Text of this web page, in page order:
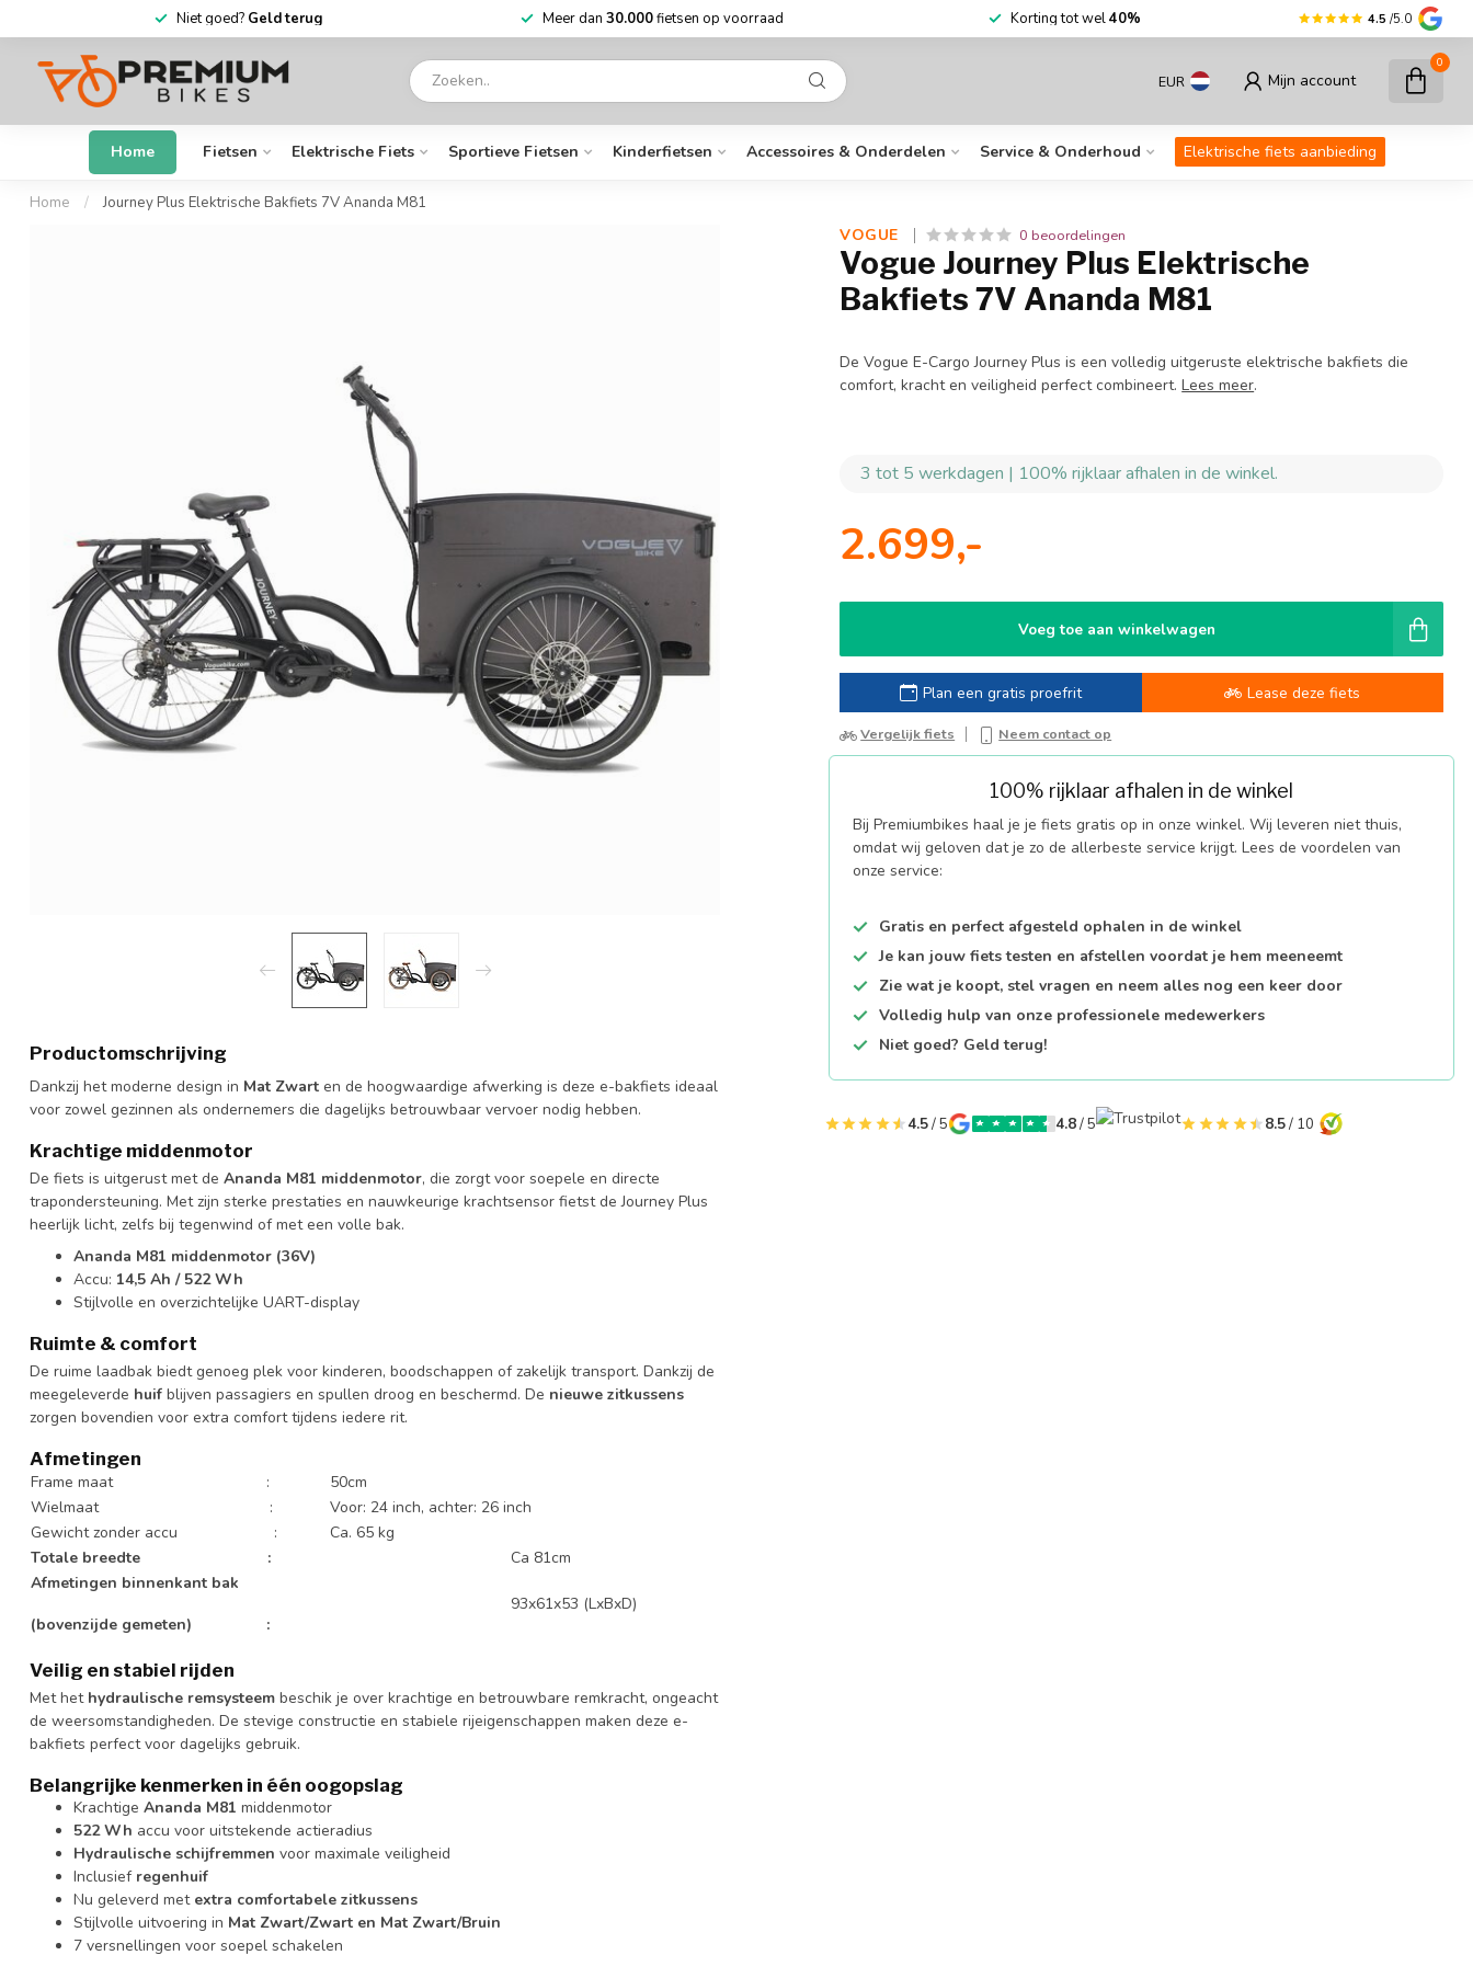
6 dagenper week open Niet goed?Geld terug Meer dan30.000fietsen op voorraad Korting
4.5 /5.0
EUR Mijn account
0
Home Fietsen Elektrische Fiets Sportieve Fietsen Kinderfietsen Accessoires & Onderdelen Service & Onderhoud Elektrische fiets aanbieding
Home / Journey Plus Elektrische Bakfiets 7V Ananda M81
Productomschrijving
Dankzij het moderne design in Mat Zwart en de hoogwaardige afwerking is deze e-bakfiets ideaal
voor zowel gezinnen als ondernemers die dagelijks betrouwbaar vervoer nodig hebben.
Krachtige middenmotor
De fiets is uitgerust met de Ananda M81 middenmotor, die zorgt voor soepele en directe
trapondersteuning. Met zijn sterke prestaties en nauwkeurige krachtsensor fietst de Journey Plus
heerlijk licht, zelfs bij tegenwind of met een volle bak.
Ananda M81 middenmotor (36V)
Accu: 14,5 Ah / 522 Wh
Stijlvolle en overzichtelijke UART-display
Ruimte & comfort
De ruime laadbak biedt genoeg plek voor kinderen, boodschappen of zakelijk transport. Dankzij de
meegeleverde huif blijven passagiers en spullen droog en beschermd. De nieuwe zitkussens
zorgen bovendien voor extra comfort tijdens iedere rit.
Afmetingen
Frame maat :
50cm
Wielmaat :
Voor: 24 inch, achter: 26 inch
Gewicht zonder accu :
Ca. 65 kg
Totale breedte :
Ca 81cm
Afmetingen binnenkant bak
(bovenzijde gemeten) :
93x61x53 (LxBxD)
Veilig en stabiel rijden
Met het hydraulische remsysteem beschik je over krachtige en betrouwbare remkracht, ongeacht
de weersomstandigheden. De stevige constructie en stabiele rijeigenschappen maken deze e-
bakfiets perfect voor dagelijks gebruik.
Belangrijke kenmerken in één oogopslag
Krachtige Ananda M81 middenmotor
522 Wh accu voor uitstekende actieradius
Hydraulische schijfremmen voor maximale veiligheid
Inclusief regenhuif
Nu geleverd met extra comfortabele zitkussens
Stijlvolle uitvoering in Mat Zwart/Zwart en Mat Zwart/Bruin
7 versnellingen voor soepel schakelen
VOGUE 0 beoordelingen
Vogue Journey Plus Elektrische
Bakfiets 7V Ananda M81
De Vogue E-Cargo Journey Plus is een volledig uitgeruste elektrische bakfiets die
comfort, kracht en veiligheid perfect combineert.Lees meer.
3 tot 5 werkdagen | 100% rijklaar afhalen in de winkel.
2.699,-
Voeg toe aan winkelwagen
Plan een gratis proefrit Lease deze fiets
Vergelijk fiets Neem contact op
100% rijklaar afhalen in de winkel
Bij Premiumbikes haal je je fiets gratis op in onze winkel. Wij leveren niet thuis,
omdat wij geloven dat je zo de allerbeste service krijgt. Lees de voordelen van
onze service:
Gratis en perfect afgesteld ophalen in de winkel
Je kan jouw fiets testen en afstellen voordat je hem meeneemt
Zie wat je koopt, stel vragen en neem alles nog een keer door
Volledig hulp van onze professionele medewerkers
Niet goed? Geld terug!
4.5/ 5 4.8/ 5 8.5/ 10